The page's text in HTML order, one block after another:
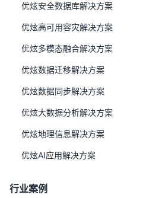
优炫安全数据库解决方案
优炫高可用容灾解决方案
优炫多模态融合解决方案
优炫数据迁移解决方案
优炫数据同步解决方案
优炫大数据分析解决方案
优炫地理信息解决方案
优炫AI应用解决方案
行业案例